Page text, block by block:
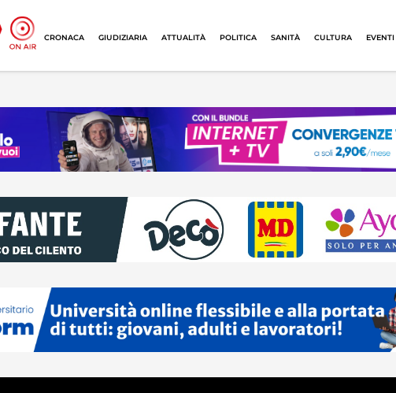
CRONACA GIUDIZIARIA ATTUALITÀ POLITICA SANITÀ CULTURA EVENTI